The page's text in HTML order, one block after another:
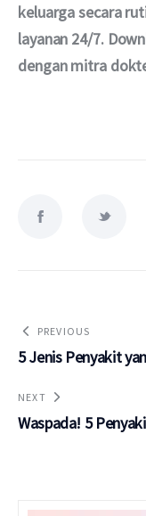
keluarga secara
layanan 24/7.
dengan mitra
PREVIOUS
5 Jenis Penyakit
NEXT
Waspada! 5